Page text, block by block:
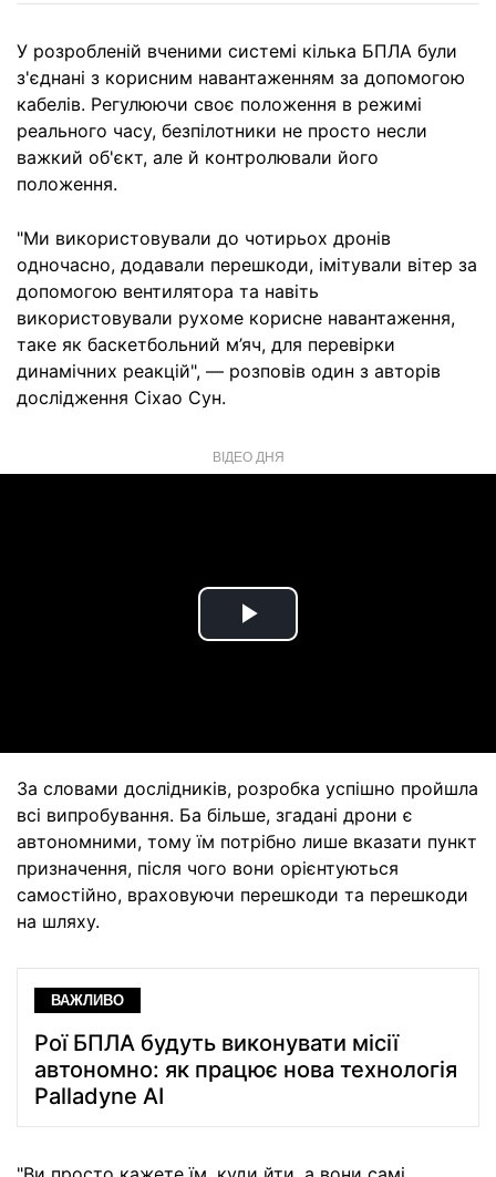
У розробленій вченими системі кілька БПЛА були
з'єднані з корисним навантаженням за допомогою
кабелів. Регулюючи своє положення в режимі
реального часу, безпілотники не просто несли
важкий об'єкт, але й контролювали його
положення.
"Ми використовували до чотирьох дронів
одночасно, додавали перешкоди, імітували вітер за
допомогою вентилятора та навіть
використовували рухоме корисне навантаження,
таке як баскетбольний м’яч, для перевірки
динамічних реакцій", — розповів один з авторів
дослідження Сіхао Сун.
ВІДЕО ДНЯ
Play
За словами дослідників, розробка успішно пройшла
всі випробування. Ба більше, згадані дрони є
автономними, тому їм потрібно лише вказати пункт
призначення, після чого вони орієнтуються
самостійно, враховуючи перешкоди та перешкоди
на шляху.
ВАЖЛИВО
Рої БПЛА будуть виконувати місії
автономно: як працює нова технологія
Palladyne AI